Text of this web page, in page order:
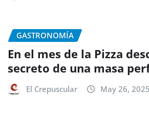
GASTRONOMÍA
En el mes de la Pizza
secreto de una masa
El Crepuscular May 26, 2025